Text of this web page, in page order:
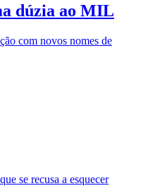
dúzia ao MIL
com novos nomes de